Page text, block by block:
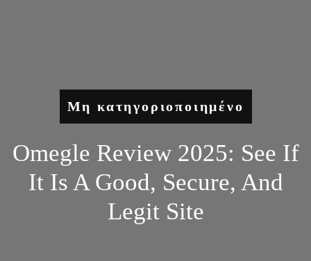
Μη κατηγοριοποιημένο
Omegle Review 2025: See If
It Is A Good, Secure, And
Legit Site